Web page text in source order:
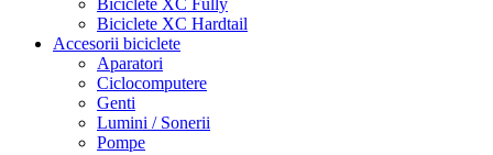
Biciclete XC Fully
Biciclete XC Hardtail
Accesorii biciclete
Aparatori
Ciclocomputere
Genti
Lumini / Sonerii
Pompe